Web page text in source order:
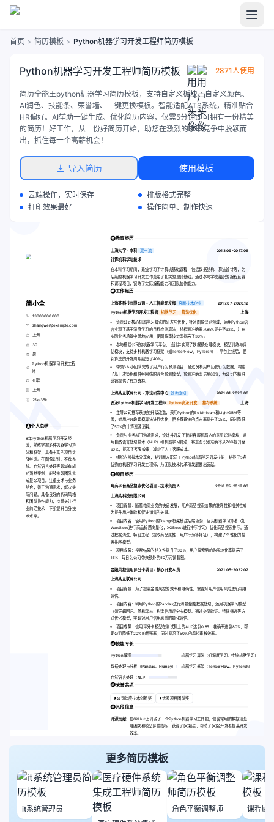
首页 > 简历模板 > Python机器学习开发工程师简历模板
Python机器学习开发工程师简历模板 2871人使用
简历全能王python机器学习简历模板，支持自定义板块、自定义颜色、
AI润色、技能条、荣誉墙、一键更换模板。智能适配ATS系统，精准贴合
HR偏好。AI辅助一键生成、优化简历内容，仅需5分钟即可拥有一份精美
的简历！好工作，从一份好简历开始，助您在激烈的求职竞争中脱颖而
出，抓住每一个高薪机会！
导入简历 使用模板
云端操作，实时保存
排版格式完整
打印效果最好
操作简单、制作快速
简小全
13800000000
zhangwei@example.com
上海
30
男
Python机器学习开发工程
师
在职
上海
25k-35k
个人总结
8年Python机器学习开发经
验，熟练掌握多种机器学习算
法和框架，具备丰富的项目实
战经验。在图像识别、推荐系
统、自然语言处理等领域有成
功落地案例，能够带领团队完
成复杂项目。注重技术与业务
结合，善于沟通需求，解决实
际问题。具备良好的代码风格
和团队协作能力，持续关注行
业前沿技术，不断提升自身技
术水平。
教育经历
上海大学 - 本科 双一流
2013.09-2017.06
计算机科学与技术
在本科学习期间，系统学习了计算机基础课程，包括数据结构、算法设计等，为
后续的机器学习开发工作奠定了扎实的理论基础。通过参与学校组织的编程竞赛
和课程项目，锻炼了实际编程能力和团队协作能力。
工作经历
上海某科技有限公司 - 人工智能研发部 高新技术企业 2017.07-2020.12
Python机器学习开发工程师 机器学习 算法优化 上海
负责公司核心机器学习算法的研发与优化，针对图像识别领域，运用Python语
言实现了基于深度学习的目标检测算法，将检测准确率从85%提升至92%，并在
实际业务场景中落地应用，使图像审核效率提高了30%。
参与搭建公司的机器学习平台，设计并实现了数据预处理模块、模型训练与评
估模块，支持多种机器学习框架（如TensorFlow、PyTorch），平台上线后，使
新算法的开发周期缩短了40%。
带领3人小团队完成了用户行为预测项目，通过分析用户历史行为数据，构建
了基于决策树和神经网络的混合预测模型，预测准确率达到88%，为公司的精准
营销提供了有力支持。
上海某互联网公司 - 算法研发中心 创新驱动 2021.01-2023.06
资深Python机器学习开发工程师 Python资深开发 推荐系统 上海
主导公司推荐系统的升级改造，采用Python的Scikit-learn和LightGBM等
库，对用户兴趣建模算法进行优化，使推荐系统的点击率提升了25%，同时降低
了50%的计算资源消耗。
负责与业务部门沟通需求，设计并开发了智能客服机器人的意图识别模块，运
用自然语言处理技术（NLP）和机器学习算法，将意图识别准确率从70%提升至
90%，提高了客服效率，减少了人工客服成本。
组织内部技术分享会，培训新入职员工Python机器学习开发技能，培养了5名
优秀的机器学习开发工程师，为团队技术传承和发展做出贡献。
项目经历
电商平台商品搜索优化项目 - 技术负责人 2018.05-2019.03
上海某科技有限公司
项目背景：随着电商业务的快速发展，用户商品搜索结果的准确性和相关性成
为提升用户体验和促进销售的关键。
项目内容：使用Python的Django框架搭建后端服务，运用机器学习算法（如
Word2Vec进行商品标题向量化，XGBoost进行排序学习）优化商品搜索排序。通
过数据清洗、特征工程（提取商品属性、用户行为等特征），构建了个性化的搜
索排序模型。
项目成果：搜索结果的相关性提升了30%，用户搜索后的购买转化率提高了
15%，每日为公司带来额外的50万元销售额。
金融风控信用评分卡项目 - 核心开发人员
2021.05-2022.02
上海某互联网公司
项目背景：为了提高金融风控的效率和准确性，需要对用户信用风险进行精准
评估。
项目内容：利用Python的Pandas进行海量金融数据处理，运用机器学习模型
（如逻辑回归、随机森林）构建信用评分卡模型。通过交叉验证、特征筛选等方
法优化模型，实现对用户信用风险的量化评估。
项目成果：信用评分卡模型在测试集上的AUC达到0.85，准确率达到80%，帮
助公司降低了20%的坏账率，同时提高了50%的风控审核效率。
技能专长
Python编程 机器学习算法（如深度学习、传统机器学习）
数据处理与分析（Pandas、Numpy） 机器学习框架（TensorFlow、PyTorch）
自然语言处理（NLP）
荣誉奖项
公司年度技术创新奖 优秀项目团队奖
其他信息
开源贡献: 在GitHub上开源了一个Python机器学习工具包，包含常用的数据预处
理函数和模型评估指标，获得了[X]颗星，帮助了[X]名开发者提高开发
效率。
更多简历模板
it系统管理员
角色平衡调整师 课程顾